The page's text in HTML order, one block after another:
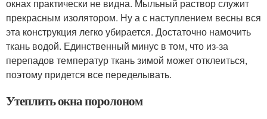
окнах практически не видна. Мыльный раствор служит
прекрасным изолятором. Ну а с наступлением весны вся
эта конструкция легко убирается. Достаточно намочить
ткань водой. Единственный минус в том, что из-за
перепадов температур ткань зимой может отклеиться,
поэтому придется все переделывать.
Утеплить окна поролоном